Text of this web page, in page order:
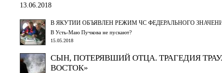
13.06.2018
В ЯКУТИИ ОБЪЯВЛЕН РЕЖИМ ЧС ФЕДЕРАЛЬНОГО
В Усть-Маю Пучкова не пускают?
15.05.2018
СЫН, ПОТЕРЯВШИЙ ОТЦА. ТРАГЕДИЯ
ВОСТОК»